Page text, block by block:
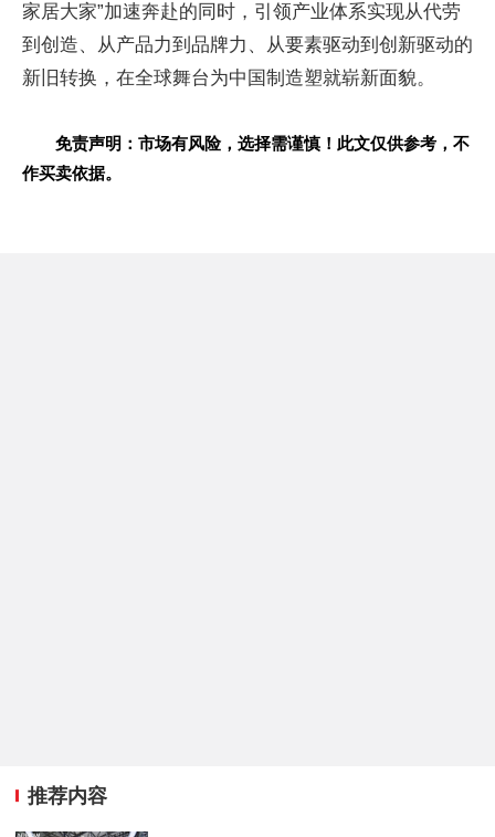
家居大家”加速奔赴的同时，引领产业体系实现从代劳
到创造、从产品力到品牌力、从要素驱动到创新驱动的
新旧转换，在全球舞台为中国制造塑就崭新面貌。
免责声明：市场有风险，选择需谨慎！此文仅供参考，不
作买卖依据。
推荐内容